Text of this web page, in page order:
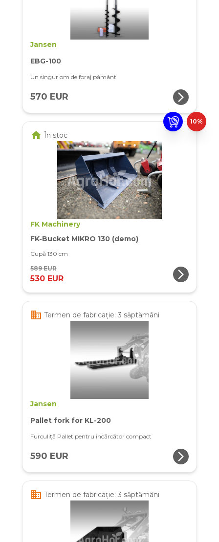
Jansen
EBG-100
Un singur om de foraj pământ
570 EUR arrow_forward_ios
10%
home În stoc
FK Machinery
FK-Bucket MIKRO 130 (demo)
Cupă 130 cm
589 EUR
530 EUR arrow_forward_ios
business Termen de fabricație: 3 săptămâni
Jansen
Pallet fork for KL-200
Furculiță Pallet pentru încărcător compact
590 EUR arrow_forward_ios
business Termen de fabricație: 3 săptămâni